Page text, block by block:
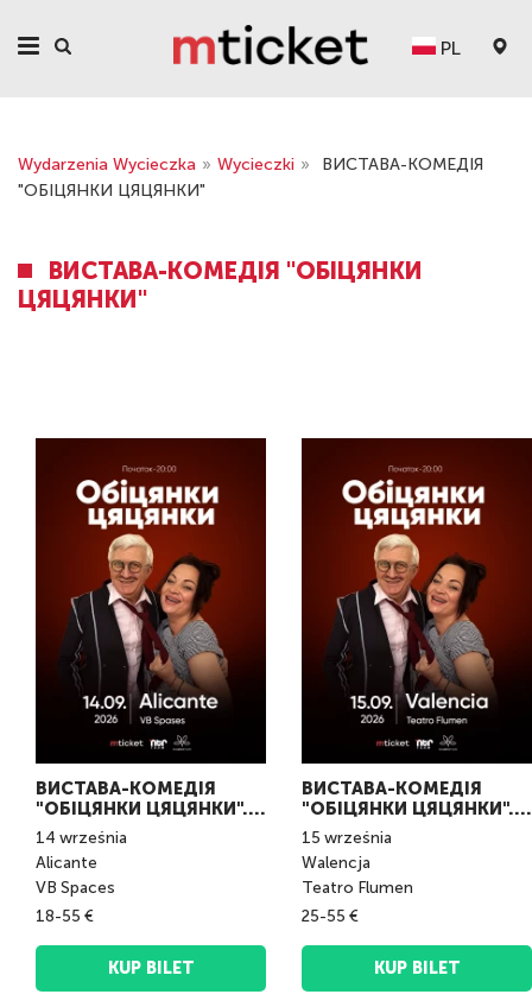
PL
Wydarzenia Wycieczka » Wycieczki »
ВИСТАВА-КОМЕДІЯ
"ОБІЦЯНКИ ЦЯЦЯНКИ"
ВИСТАВА-КОМЕДІЯ "ОБІЦЯНКИ
ЦЯЦЯНКИ"
ВИСТАВА-КОМЕДІЯ
"ОБІЦЯНКИ ЦЯЦЯНКИ".
Alicante
14 września
Alicante
VB Spaces
18-55 €
KUP BILET
ВИСТАВА-КОМЕДІЯ
"ОБІЦЯНКИ ЦЯЦЯНКИ".
València
15 września
Walencja
Teatro Flumen
25-55 €
KUP BILET